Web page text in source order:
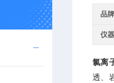
品牌
仪
氯离
透、